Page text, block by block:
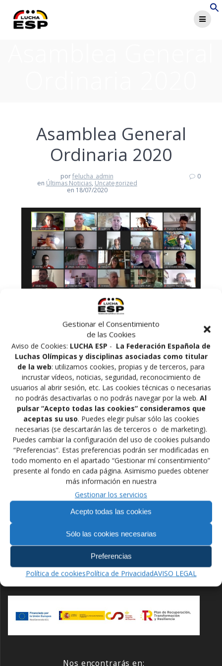
Gestionar el Consentimiento
de las Cookies
Aviso de Cookies: LUCHA ESP - La Federación Española de
Luchas Olímpicas y disciplinas asociadas como titular
de la web: utilizamos cookies, propias y de terceros, para
incrustar vídeos, noticias, seguridad, reconocimiento de
usuarios al abrir sesión, etc. Las cookies técnicas o necesarias
no podrás desactivarlas o no podrás navegar por la web. Al
pulsar “Acepto todas las cookies” consideramos que
aceptas su uso. Puedes elegir pulsar sólo las cookies
necesarias (se descartarán las de terceros o de marketing).
Puedes cambiar la configuración del uso de cookies pulsando
“Preferencias”. Estas preferencias podrán ser modificadas en
todo momento en el apartado “Gestionar mí consentimiento”
presente al fondo en cada página. Asimismo puedes obtener
más información en nuestra
Gestionar los servicios
Acepto todas las cookies
Sólo las cookies necesarias
Preferencias
Política de cookiesPolítica de PrivacidadAVISO LEGAL
Asamblea General
Ordinaria 2020
porfelucha_admin
en Últimas Noticias, Uncategorized
en 18/07/2020
0
El 18 de Julio de 2020 se ha celebrado telemáticamente
la Asamblea General Ordinaria 2020 de la FELODA,
donde se trataron temas de la federación (informe del
presidente, aprobación de presupuestos, calendario
provisional, modificación de Estatutos, etc) así como
proyectos después del Covid-19 presentes y futuros,
agradecer a todos los asambleístas presentes su
implicación y participación en la misma en pro de
mejorar el funcionamiento de la FELODA.
Navegación
de
entradas
Anterior:
anterior:
Ayudas en material
deportivo FELODA
Siguiente
entrada:
Junta Directiva de la
FELODA
Financiado por la Unión Europea –
Nos encontrarás en: